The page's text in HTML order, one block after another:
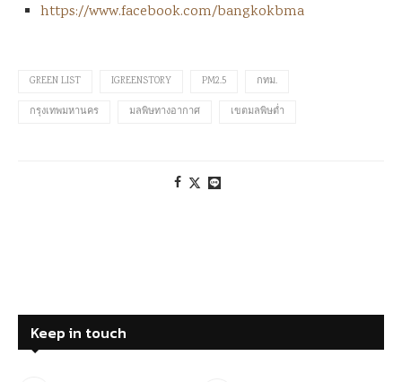
https://www.facebook.com/bangkokbma
GREEN LIST IGREENSTORY PM2.5 กทม.
กรุงเทพมหานคร มลพิษทางอากาศ เขตมลพิษต่ำ
Keep in touch